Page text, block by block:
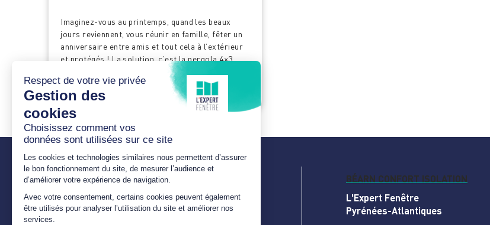
Imaginez-vous au printemps, quand les beaux
jours reviennent, vous réunir en famille, fêter un
anniversaire entre amis et tout cela à l’extérieur
et protégés ! La solution, c’est la pergola 4×3,
une dimension idéale pour un extérieur ...
BÉARN CONFORT ISOLATION
L'Expert Fenêtre
Pyrénées-Atlantiques